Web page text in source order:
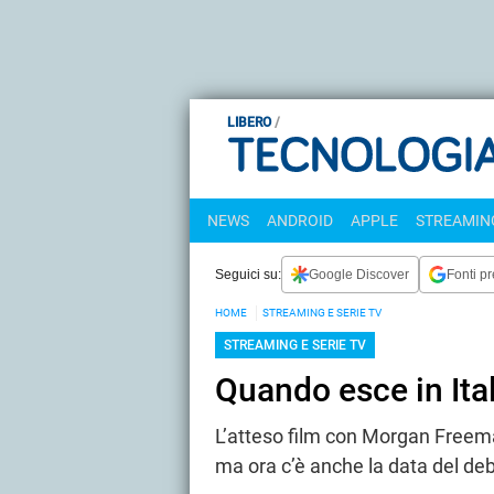
LIBERO
NEWS ANDROID APPLE
Seguici su: Google Discover Fonti
HOME STREAMING E SERIE TV
STREAMING E SERIE TV
Quando esce in
L’atteso film con Morgan
ma ora c’è anche la data del